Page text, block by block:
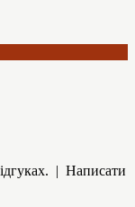
| Написати